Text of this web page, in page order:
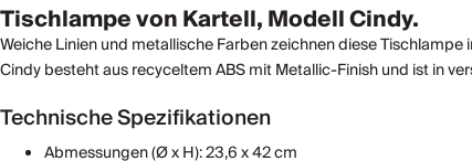
Tischlampe von Kartell, Modell Cindy.
Weiche Linien und metallische Farben zeichnen diese
Cindy besteht aus recyceltem ABS mit Metallic-Finish und ist in
Technische Spezifikationen
Abmessungen (Ø x H): 23,6 x 42 cm